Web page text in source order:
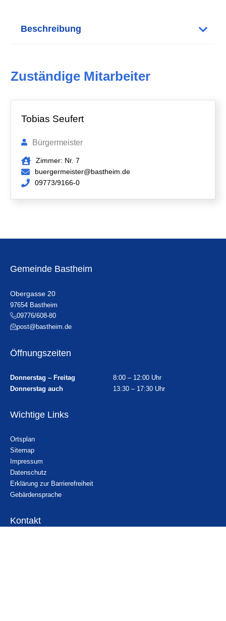
Beschreibung
Zuständige Mitarbeiter
Tobias Seufert
Bürgermeister
Zimmer: Nr. 7
buergermeister@bastheim.de
09773/9166-0
Gemeinde Bastheim
Obergasse 20
97654 Bastheim
09776/608-80
post@bastheim.de
Öffnungszeiten
Donnerstag – Freitag
8:00 – 12:00 Uhr
Donnerstag auch
13:30 – 17:30 Uhr
Wichtige Links
Ortsplan
Sitemap
Impressum
Datenschutz
Erklärung zur Barrierefreiheit
Gebärdensprache
Kontakt